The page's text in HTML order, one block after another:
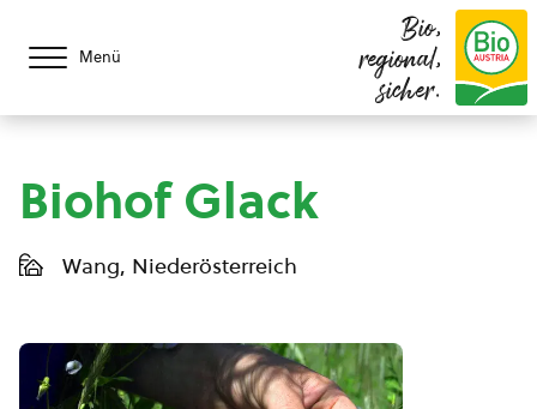
Menü
Bio,
regional,
sicher.
Biohof Glack
Wang, Niederösterreich